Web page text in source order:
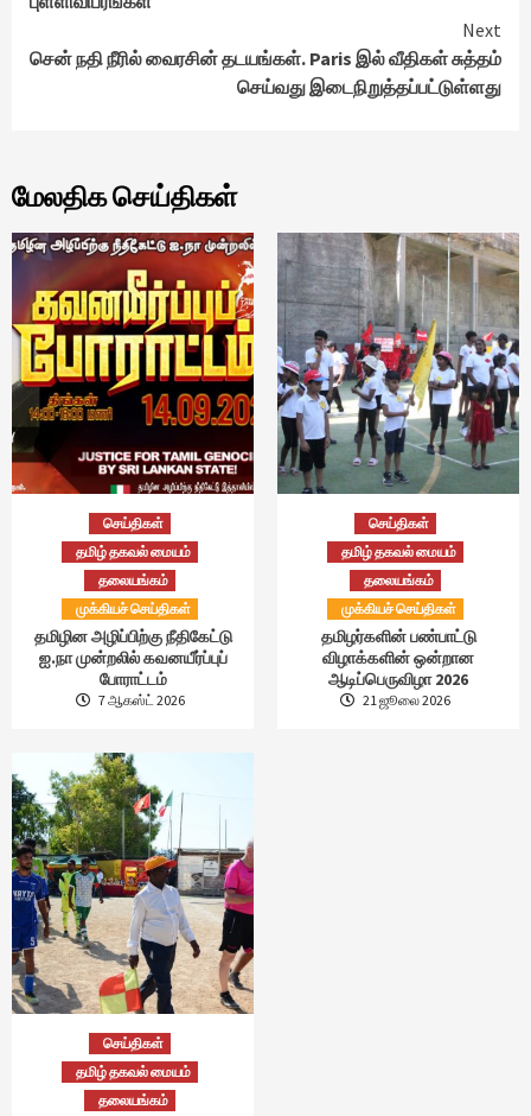
Next
சென் நதி நீரில் வைரசின் தடயங்கள். Paris இல் வீதிகள் சுத்தம்
செய்வது இடைநிறுத்தப்பட்டுள்ளது
மேலதிக செய்திகள்
செய்திகள்
தமிழ் தகவல் மையம்
தலையங்கம்
முக்கியச் செய்திகள்
தமிழின அழிப்பிற்கு நீதிகேட்டு
ஐ.நா முன்றலில் கவனயீர்ப்புப்
போராட்டம்
7 ஆகஸ்ட் 2026
செய்திகள்
தமிழ் தகவல் மையம்
தலையங்கம்
முக்கியச் செய்திகள்
தமிழர்களின் பண்பாட்டு
விழாக்களின் ஒன்றான
ஆடிப்பெருவிழா 2026
21 ஜூலை 2026
செய்திகள்
தமிழ் தகவல் மையம்
தலையங்கம்